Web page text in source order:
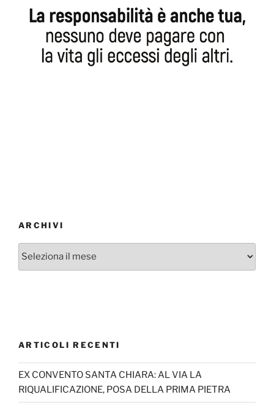
ARCHIVI
Archivi
ARTICOLI RECENTI
EX CONVENTO SANTA CHIARA: AL VIA LA
RIQUALIFICAZIONE, POSA DELLA PRIMA PIETRA